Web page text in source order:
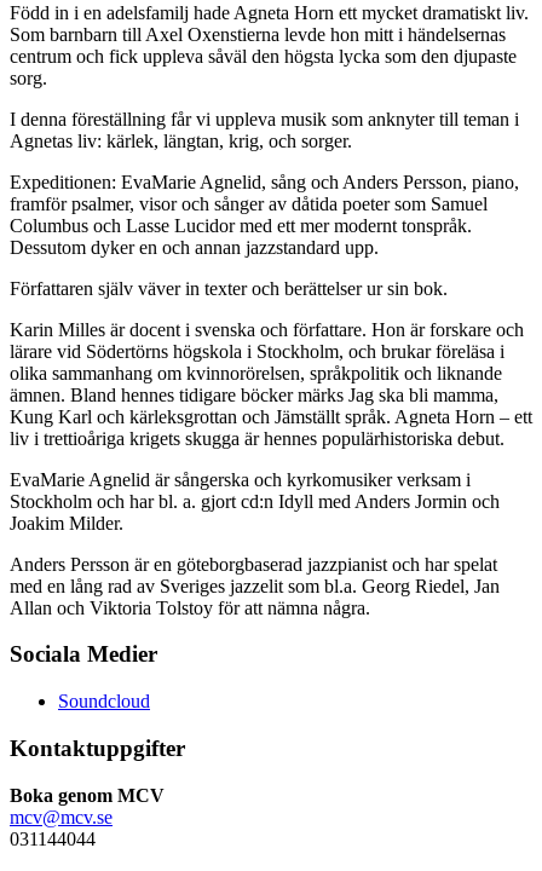
Född in i en adelsfamilj hade Agneta Horn ett mycket dramatiskt liv.
Som barnbarn till Axel Oxenstierna levde hon mitt i händelsernas
centrum och fick uppleva såväl den högsta lycka som den djupaste
sorg.
I denna föreställning får vi uppleva musik som anknyter till teman i
Agnetas liv: kärlek, längtan, krig, och sorger.
Expeditionen: EvaMarie Agnelid, sång och Anders Persson, piano,
framför psalmer, visor och sånger av dåtida poeter som Samuel
Columbus och Lasse Lucidor med ett mer modernt tonspråk.
Dessutom dyker en och annan jazzstandard upp.
Författaren själv väver in texter och berättelser ur sin bok.
Karin Milles är docent i svenska och författare. Hon är forskare och
lärare vid Södertörns högskola i Stockholm, och brukar föreläsa i
olika sammanhang om kvinnorörelsen, språkpolitik och liknande
ämnen. Bland hennes tidigare böcker märks Jag ska bli mamma,
Kung Karl och kärleksgrottan och Jämställt språk. Agneta Horn – ett
liv i trettioåriga krigets skugga är hennes populärhistoriska debut.
EvaMarie Agnelid är sångerska och kyrkomusiker verksam i
Stockholm och har bl. a. gjort cd:n Idyll med Anders Jormin och
Joakim Milder.
Anders Persson är en göteborgbaserad jazzpianist och har spelat
med en lång rad av Sveriges jazzelit som bl.a. Georg Riedel, Jan
Allan och Viktoria Tolstoy för att nämna några.
Sociala Medier
Soundcloud
Kontaktuppgifter
Boka genom MCV
mcv@mcv.se
031144044